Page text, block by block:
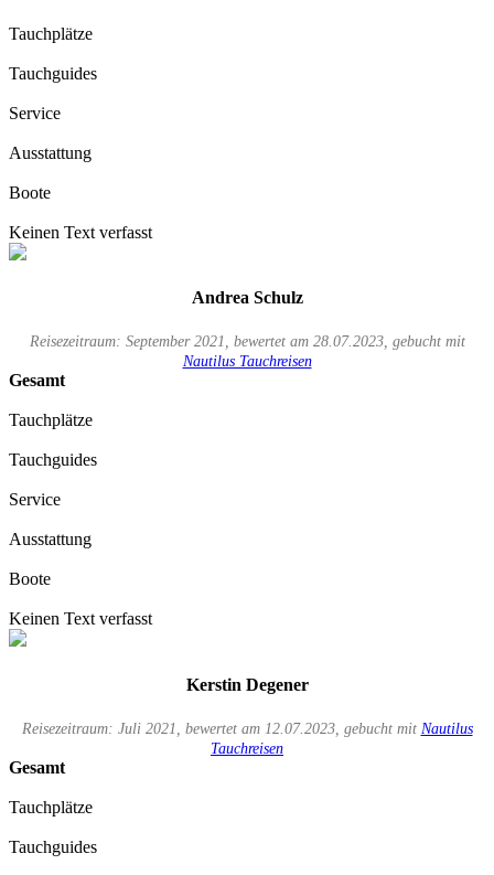
Tauchplätze
Tauchguides
Service
Ausstattung
Boote
Keinen Text verfasst
Andrea Schulz
Reisezeitraum: September 2021, bewertet am 28.07.2023, gebucht mit
Nautilus Tauchreisen
Gesamt
Tauchplätze
Tauchguides
Service
Ausstattung
Boote
Keinen Text verfasst
Kerstin Degener
Reisezeitraum: Juli 2021, bewertet am 12.07.2023, gebucht mit Nautilus
Tauchreisen
Gesamt
Tauchplätze
Tauchguides